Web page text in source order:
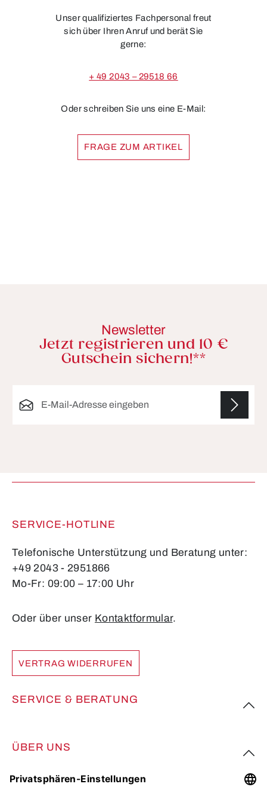
Unser qualifiziertes Fachpersonal freut
sich über Ihren Anruf und berät Sie
gerne:
+ 49 2043 – 29518 66
Oder schreiben Sie uns eine E-Mail:
FRAGE ZUM ARTIKEL
Newsletter
Jetzt registrieren und 10 €
Gutschein sichern!**
SERVICE-HOTLINE
Telefonische Unterstützung und Beratung unter:
+49 2043 - 2951866
Mo-Fr: 09:00 – 17:00 Uhr
Oder über unser Kontaktformular.
VERTRAG WIDERRUFEN
SERVICE & BERATUNG
ÜBER UNS